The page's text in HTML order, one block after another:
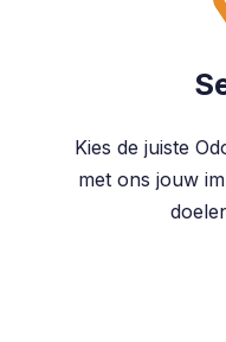
Kies de juiste
met ons jouw